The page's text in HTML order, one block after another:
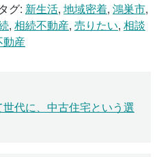
タグ: 新生活, 地域密着, 鴻巣市,
, 相続不動産, 売りたい, 相談
産
代に、中古住宅という選